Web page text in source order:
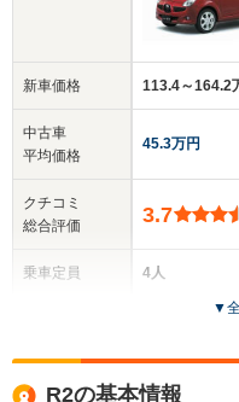
新車価格
中古車
平均価格
クチコミ
総合評価
乗車定員
113.4～164.2
45.3万円
3.7
4人
▼
R2の基本情報